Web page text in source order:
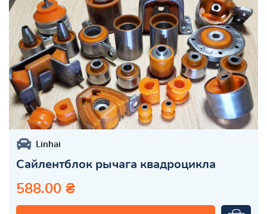
Linhai
Сайлентблок рычага квадроцикла
588.00 ₴